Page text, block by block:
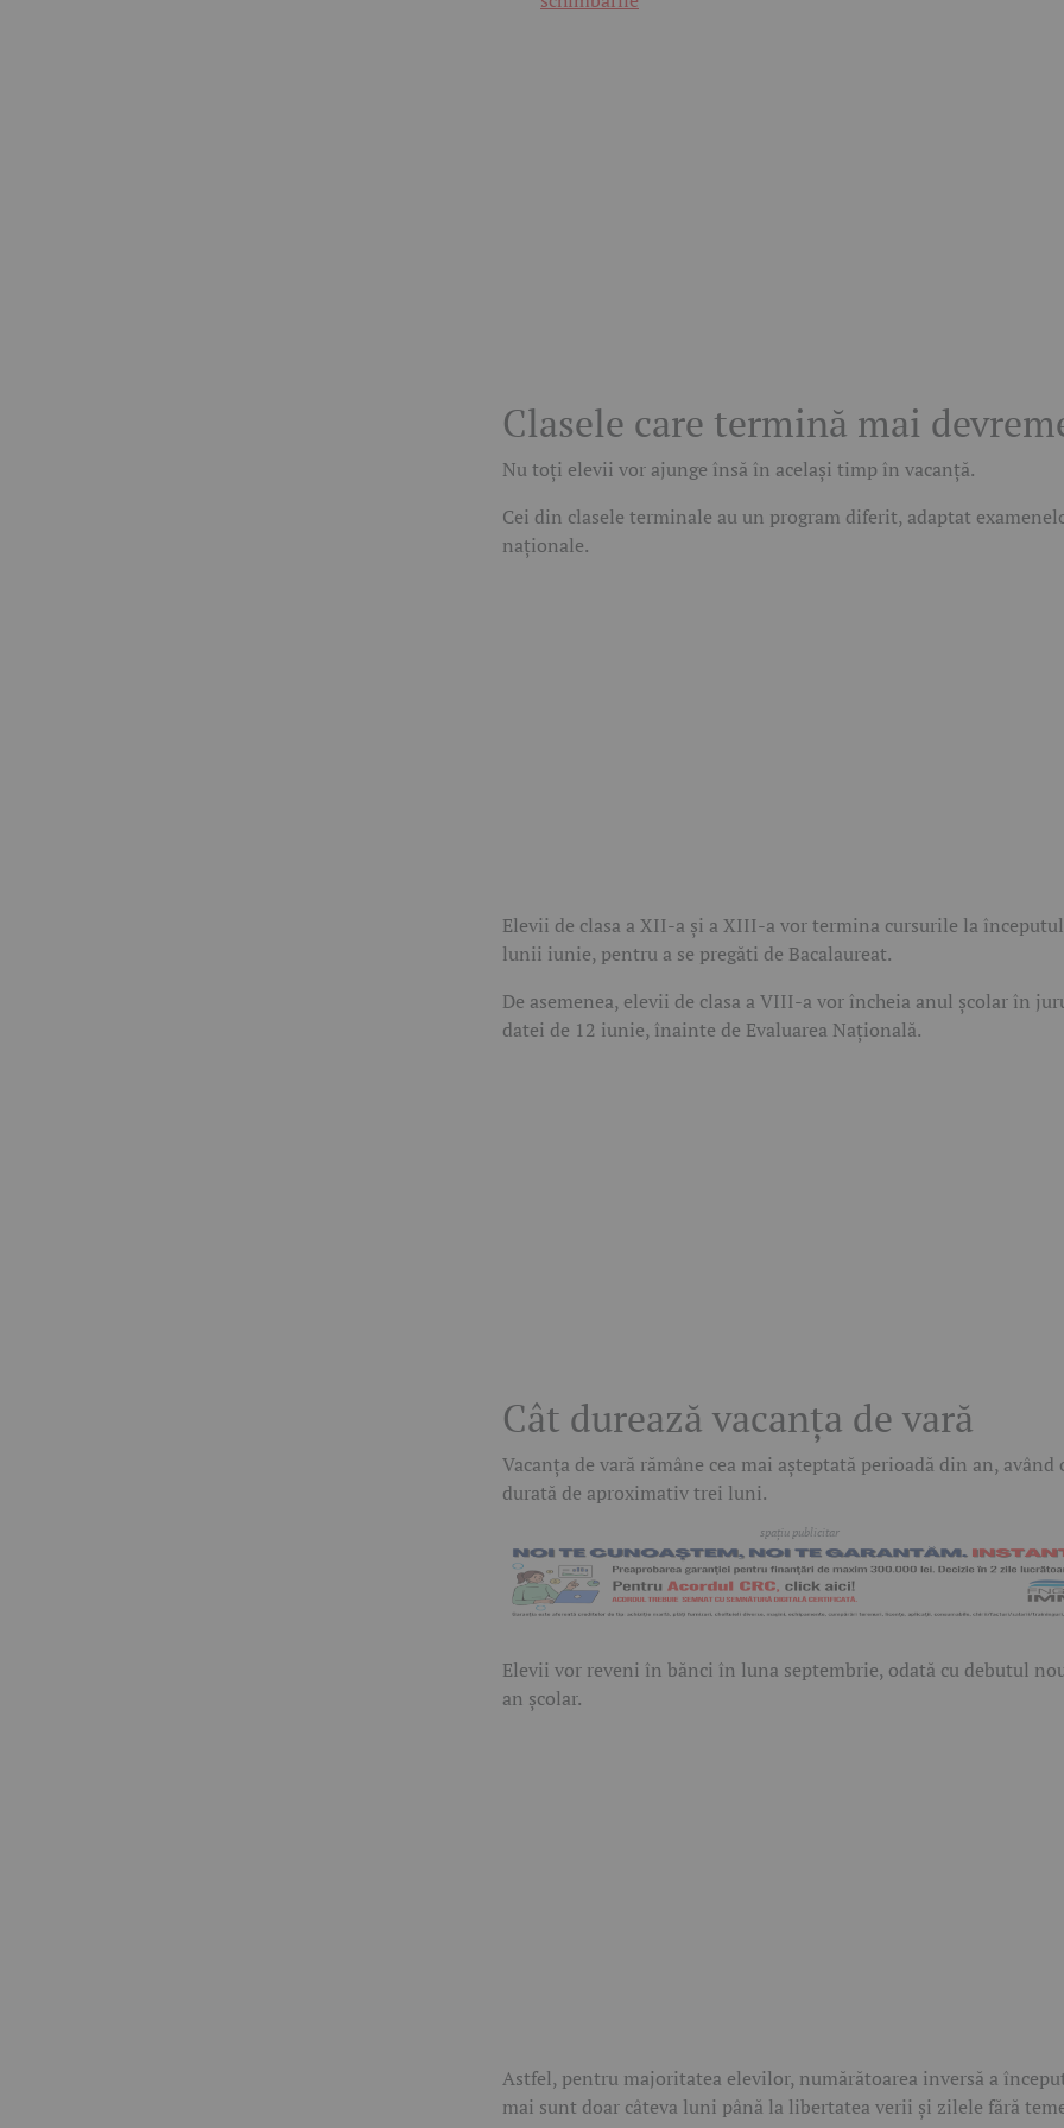
Clasele care termină mai
Nu toți elevii vor ajunge însă în același timp în vacanță.
Cei din clasele terminale au un program diferit, adaptat
naționale.
Elevii de clasa a XII-a și a XIII-a vor termina cursurile la începutul
lunii iunie, pentru a se pregăti de Bacalaureat.
De asemenea, elevii de clasa a VIII-a vor încheia anul școlar în
datei de 12 iunie, înainte de Evaluarea Națională.
Cât durează vacanța de vară
Vacanța de vară rămâne cea mai așteptată perioadă din an, având
durată de aproximativ trei luni.
Elevii vor reveni în bănci în luna septembrie, odată cu debutul
an școlar.
Astfel, pentru majoritatea elevilor, numărătoarea inversă a
mai sunt doar câteva luni până la libertatea verii și zilele fără